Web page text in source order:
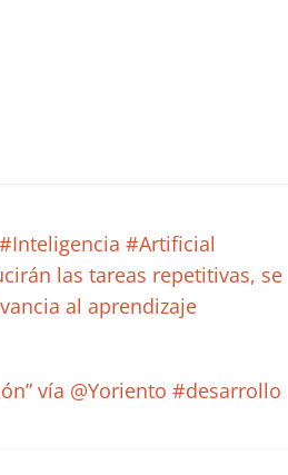
#Artificial
las tareas repetitivas, se
al aprendizaje
vía @Yoriento #desarrollo